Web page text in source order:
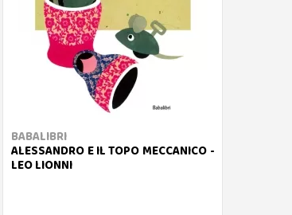
BABALIBRI
ALESSANDRO E IL TOPO MECCANICO -
LEO LIONNI